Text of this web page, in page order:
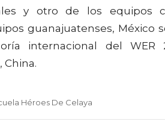
y otro de los equipos
guanajuatenses, México
internacional del WER
China.
Héroes De Celaya